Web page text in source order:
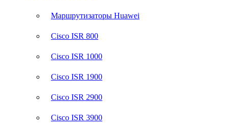
Маршрутизаторы Huawei
Cisco ISR 800
Cisco ISR 1000
Cisco ISR 1900
Cisco ISR 2900
Cisco ISR 3900